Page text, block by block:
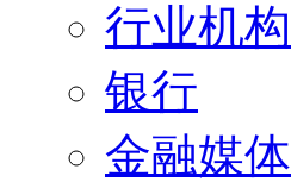
行业机构
银行
金融媒体